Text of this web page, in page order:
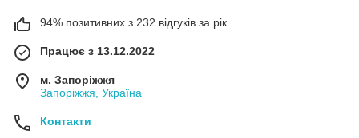
94% позитивних з 232 відгуків за рік
Працює з 13.12.2022
м. Запоріжжя
Запоріжжя, Україна
Контакти